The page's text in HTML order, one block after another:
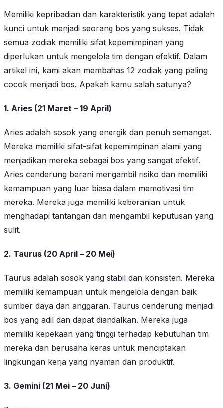
Memiliki kepribadian dan karakteristik yang tepat adalah
kunci untuk menjadi seorang bos yang sukses. Tidak
semua zodiak memiliki sifat kepemimpinan yang
diperlukan untuk mengelola tim dengan efektif. Dalam
artikel ini, kami akan membahas 12 zodiak yang paling
cocok menjadi bos. Apakah kamu salah satunya?
1. Aries (21 Maret – 19 April)
Aries adalah sosok yang energik dan penuh semangat.
Mereka memiliki sifat-sifat kepemimpinan alami yang
menjadikan mereka sebagai bos yang sangat efektif.
Aries cenderung berani mengambil risiko dan memiliki
kemampuan yang luar biasa dalam memotivasi tim
mereka. Mereka juga memiliki keberanian untuk
menghadapi tantangan dan mengambil keputusan yang
sulit.
2. Taurus (20 April – 20 Mei)
Taurus adalah sosok yang stabil dan konsisten. Mereka
memiliki kemampuan untuk mengelola dengan baik
sumber daya dan anggaran. Taurus cenderung menjadi
bos yang adil dan dapat diandalkan. Mereka juga
memiliki kepekaan yang tinggi terhadap kebutuhan tim
mereka dan berusaha keras untuk menciptakan
lingkungan kerja yang nyaman dan produktif.
3. Gemini (21 Mei – 20 Juni)